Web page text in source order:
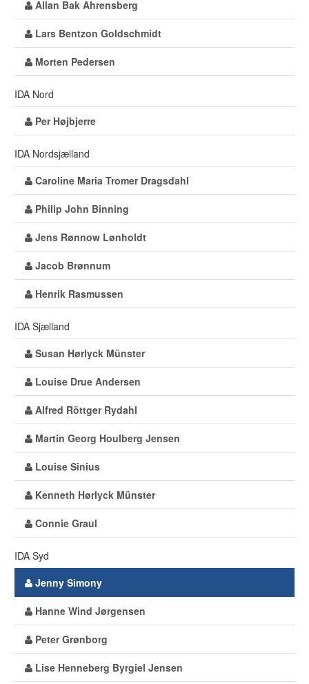
Allan Bak Ahrensberg
Lars Bentzon Goldschmidt
Morten Pedersen
IDA Nord
Per Højbjerre
IDA Nordsjælland
Caroline Maria Tromer Dragsdahl
Philip John Binning
Jens Rønnow Lønholdt
Jacob Brønnum
Henrik Rasmussen
IDA Sjælland
Susan Hørlyck Münster
Louise Drue Andersen
Alfred Röttger Rydahl
Martin Georg Houlberg Jensen
Louise Sinius
Kenneth Hørlyck Münster
Connie Graul
IDA Syd
Jenny Simony
Hanne Wind Jørgensen
Peter Grønborg
Lise Henneberg Byrgiel Jensen